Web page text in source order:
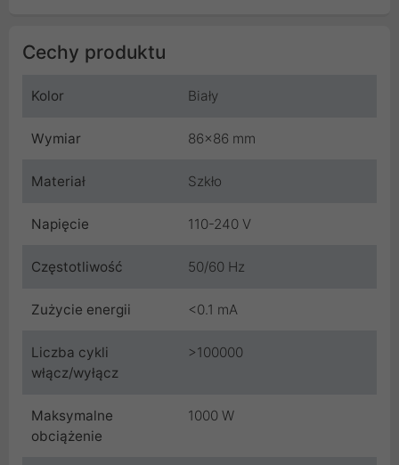
Cechy produktu
Kolor Biały
Wymiar 86x86 mm
Materiał Szkło
Napięcie 110-240 V
Częstotliwość 50/60 Hz
Zużycie energii <0.1 mA
Liczba cykli
włącz/wyłącz
>100000
Maksymalne
obciążenie
1000 W